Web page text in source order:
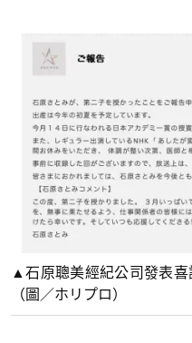
▲石原聰美經紀公司發表喜
（圖／ホリプロ）